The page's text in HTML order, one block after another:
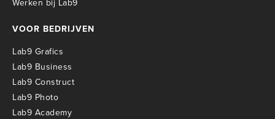
Werken bij Lab9
VOOR BEDRIJVEN
Lab9 Grafics
Lab9 Business
Lab9 Construct
Lab9 Photo
Lab9 Academy